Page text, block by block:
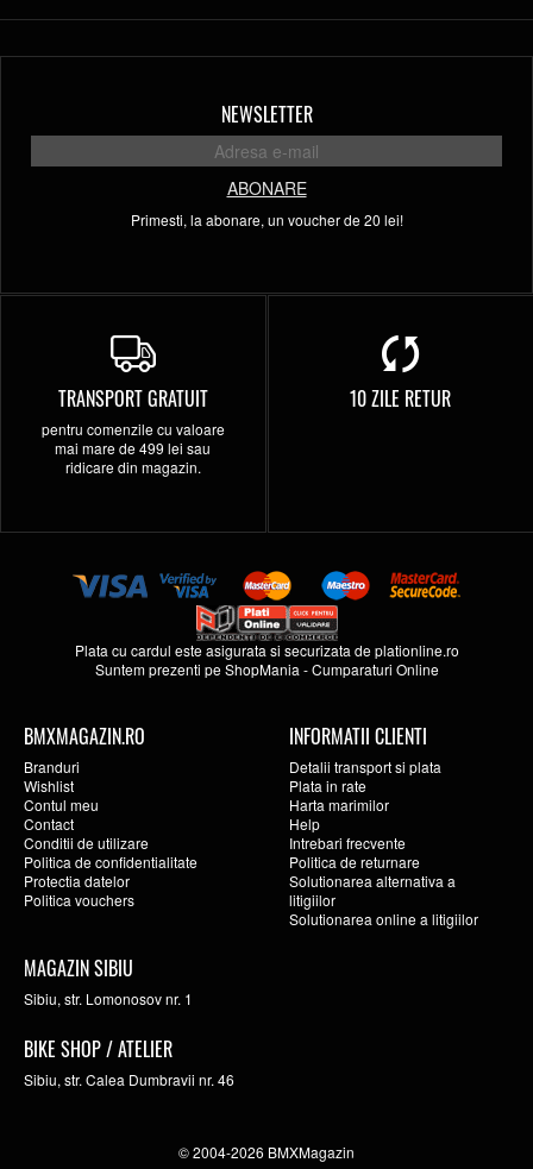
NEWSLETTER
ABONARE
Primesti, la abonare, un voucher de 20 lei!
TRANSPORT GRATUIT
pentru comenzile cu valoare
mai mare de 499 lei sau
ridicare din magazin.
10 ZILE RETUR
Plata cu cardul este asigurata si securizata deplationline.ro
Suntem prezenti peShopMania -Cumparaturi Online
BMXMAGAZIN.RO
Branduri
Wishlist
Contul meu
Contact
Conditii de utilizare
Politica de confidentialitate
Protectia datelor
Politica vouchers
INFORMATII CLIENTI
Detalii transport si plata
Plata in rate
Harta marimilor
Help
Intrebari frecvente
Politica de returnare
Solutionarea alternativa a
litigiilor
Solutionarea online a litigiilor
MAGAZIN SIBIU
Sibiu, str. Lomonosov nr. 1
BIKE SHOP / ATELIER
Sibiu, str. Calea Dumbravii nr. 46
© 2004-2026 BMXMagazin